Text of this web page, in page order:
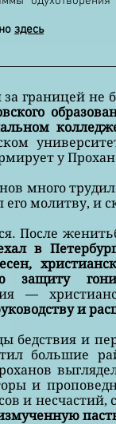
здесь
не
у
много
молитву, и
После
в
защиту
—
и
бедствия и
большие
и
и